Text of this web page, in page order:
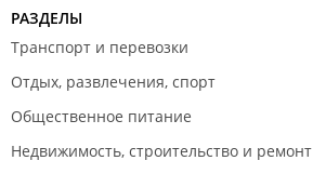
РАЗДЕЛЫ
Транспорт и перевозки
Отдых, развлечения, спорт
Общественное питание
Недвижимость, строительство и ремонт